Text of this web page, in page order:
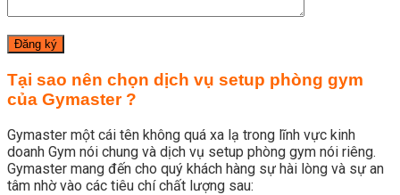
Tại sao nên chọn dịch vụ setup phòng gym
của Gymaster ?
Gymaster một cái tên không quá xa lạ trong lĩnh vực kinh
doanh Gym nói chung và dịch vụ setup phòng gym nói riêng.
Gymaster mang đến cho quý khách hàng sự hài lòng và sự an
tâm nhờ vào các tiêu chí chất lượng sau: